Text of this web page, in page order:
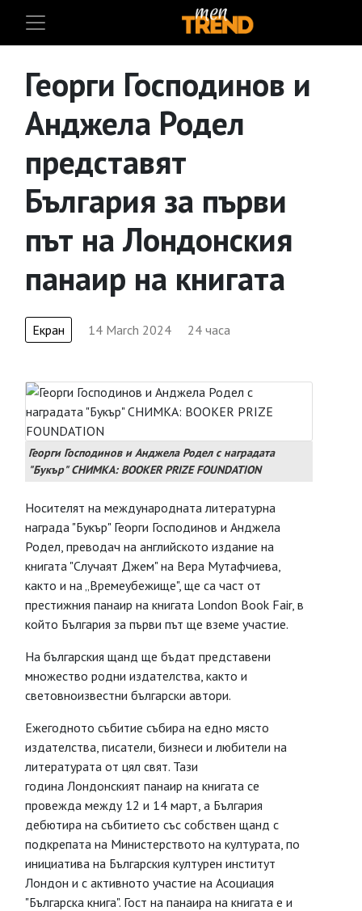
Георги Господинов и
Анджела Родел
представят
България за първи
път на Лондонския
панаир на книгата
Екран 14 March 2024 24 часа
Георги Господинов и Анджела Родел с наградата
"Букър" СНИМКА: BOOKER PRIZE FOUNDATION
Носителят на международната литературна
награда "Букър" Георги Господинов и Анджела
Родел, преводач на английското издание на
книгата "Случаят Джем" на Вера Мутафчиева,
както и на „Времеубежище", ще са част от
престижния панаир на книгата London Book Fair, в
който България за първи път ще вземе участие.
На българския щанд ще бъдат представени
множество родни издателства, както и
световноизвестни български автори.
Ежегодното събитие събира на едно място
издателства, писатели, бизнеси и любители на
литературата от цял свят. Тази
година Лондонският панаир на книгата се
провежда между 12 и 14 март, а България
дебютира на събитието със собствен щанд с
подкрепата на Министерството на културата, по
инициатива на Българския културен институт
Лондон и с активното участие на Асоциация
"Българска книга". Гост на панаира на книгата е и